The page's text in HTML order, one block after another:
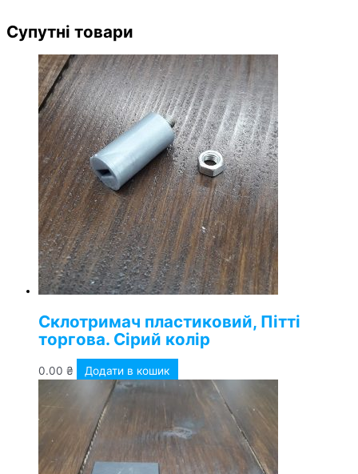
Супутні товари
Склотримач пластиковий, Пітті
торгова. Сірий колір
0.00 ₴ Додати в кошик